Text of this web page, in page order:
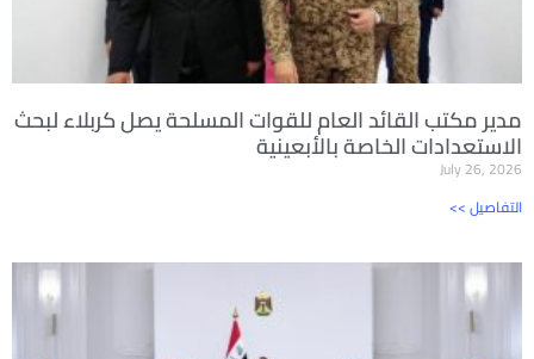
مدير مكتب القائد العام للقوات المسلحة يصل كربلاء لبحث
الاستعدادات الخاصة بالأبعينية
July 26, 2026
<< التفاصيل